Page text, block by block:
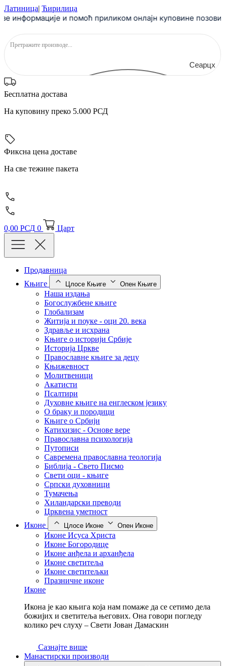
Скочите
на
Латиница| Ћирилица
информације и помоћ приликом онлајн куповине
Сеарцх
Бесплатна достава
На куповину преко 5.000 РСД
Фиксна цена доставе
На све тежине пакета
0,00 РСД 0 Царт
Продавница
Књиге
Цлосе Књиге Опен Књиге
Наша издања
Богослужбене књиге
Глобализам
Житија и поуке - оци 20. века
Здравље и исхрана
Књиге о историји Србије
Историја Цркве
Православне књиге за децу
Књижевност
Молитвеници
Акатисти
Псалтири
Духовне књиге на енглеском језику
О браку и породици
Књиге о Србији
Катихизис - Основе вере
Православна психологија
Путописи
Савремена православна теологија
Библија - Свето Писмо
Свети оци - књиге
Српски духовници
Тумачења
Хиландарски преводи
Црквена уметност
Иконе
Цлосе Иконе Опен Иконе
Иконе Исуса Христа
Иконе Богородице
Иконе анђела и арханђела
Иконе светитеља
Иконе светитељки
Празничне иконе
Иконе
Икона је као књига која нам помаже да се сетимо дела
божијих и светитеља његових. Она говори погледу
колико реч слуху – Свети Јован Дамаскин
Сазнајте више
Манастирски производи